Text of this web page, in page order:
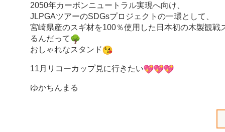
2050年カーボンニュートラル実現へ向け、
JLPGAツアーのSDGsプロジェクトの一環として、
宮崎県産のスギ材を100％使用した日本初の木製観戦
るんだって
おしゃれなスタンド
11月リコーカップ見に行きたい
ゆかちんまる